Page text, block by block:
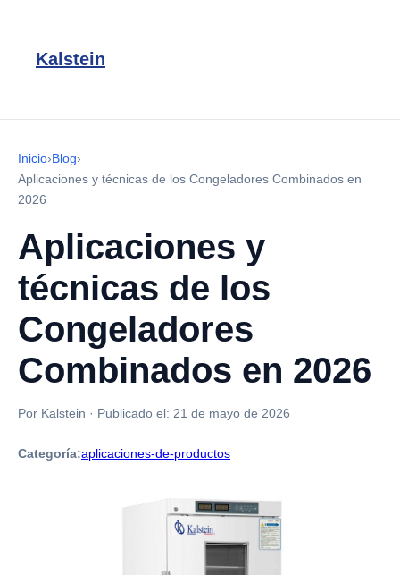
Kalstein
Inicio›Blog›
Aplicaciones y técnicas de los Congeladores Combinados en
2026
Aplicaciones y
técnicas de los
Congeladores
Combinados en 2026
Por Kalstein · Publicado el: 21 de mayo de 2026
Categoría:aplicaciones-de-productos